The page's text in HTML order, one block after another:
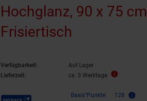
Hochglanz, 90 x 75
Frisiertisch
Verfügbarkeit:
Auf Lager
Lieferzeit:
ca. 3 Werktage
Payback Punkte Basis°Punkte:
128